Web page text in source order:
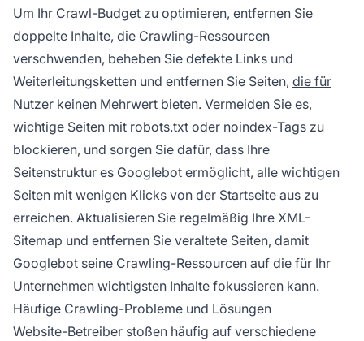
Um Ihr Crawl-Budget zu optimieren, entfernen Sie
doppelte Inhalte, die Crawling-Ressourcen
verschwenden, beheben Sie defekte Links und
Weiterleitungsketten und entfernen Sie Seiten, die für
Nutzer keinen Mehrwert bieten. Vermeiden Sie es,
wichtige Seiten mit robots.txt oder noindex-Tags zu
blockieren, und sorgen Sie dafür, dass Ihre
Seitenstruktur es Googlebot ermöglicht, alle wichtigen
Seiten mit wenigen Klicks von der Startseite aus zu
erreichen. Aktualisieren Sie regelmäßig Ihre XML-
Sitemap und entfernen Sie veraltete Seiten, damit
Googlebot seine Crawling-Ressourcen auf die für Ihr
Unternehmen wichtigsten Inhalte fokussieren kann.
Häufige Crawling-Probleme und Lösungen
Website-Betreiber stoßen häufig auf verschiedene